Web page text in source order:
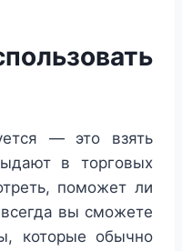
— это взять
в торговых
поможет ли
вы сможете
которые обычно